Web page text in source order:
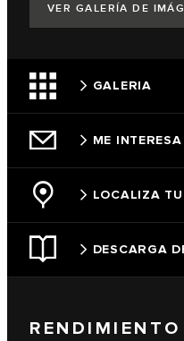
VER GALERÍA DE
GALERIA
ME INTERESA
LOCALIZA
DESCARGA
RENDIMIENTO